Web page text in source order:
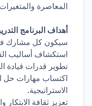
المعاصرة
أهداف البرنامج
سيكون كل مشارك في
استكشاف أساليب
تطوير قدرات قيادة
اكتساب مهارات حل
الاستراتيجية.
تعزيز ثقافة